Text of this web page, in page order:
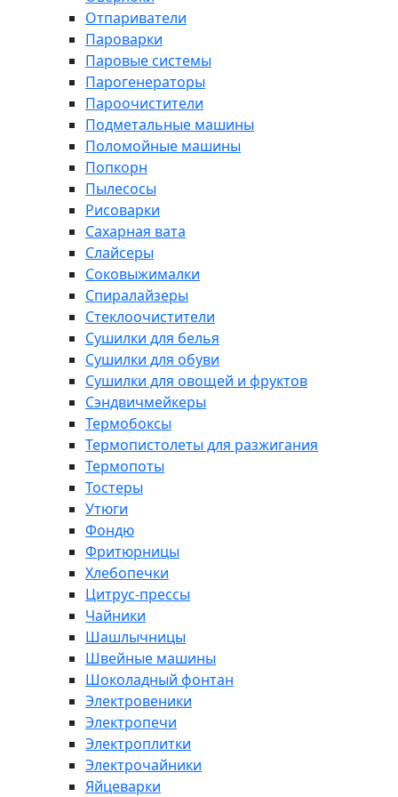
Отпариватели
Пароварки
Паровые системы
Парогенераторы
Пароочистители
Подметальные машины
Поломойные машины
Попкорн
Пылесосы
Рисоварки
Сахарная вата
Слайсеры
Соковыжималки
Спиралайзеры
Стеклоочистители
Сушилки для белья
Сушилки для обуви
Сушилки для овощей и фруктов
Сэндвичмейкеры
Термобоксы
Термопистолеты для разжигания
Термопоты
Тостеры
Утюги
Фондю
Фритюрницы
Хлебопечки
Цитрус-прессы
Чайники
Шашлычницы
Швейные машины
Шоколадный фонтан
Электровеники
Электропечи
Электроплитки
Электрочайники
Яйцеварки